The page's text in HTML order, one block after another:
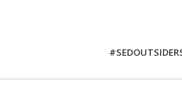
#SED